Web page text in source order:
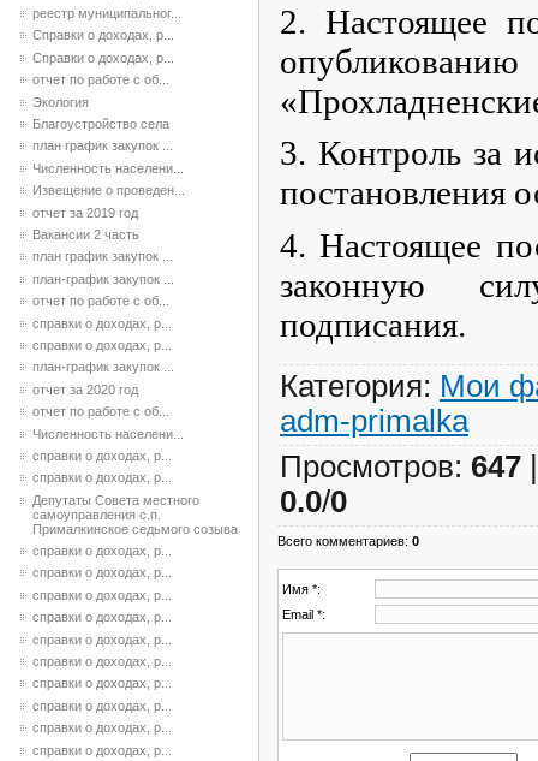
реестр муниципальног...
Справки о доходах, р...
Справки о доходах, р...
отчет по работе с об...
Экология
Благоустройство села
план график закупок ...
Численность населени...
Извещение о проведен...
отчет за 2019 год
Вакансии 2 часть
план график закупок ...
план-график закупок ...
отчет по работе с об...
справки о доходах, р...
справки о доходах, р...
план-график закупок ...
отчет за 2020 год
отчет по работе с об...
Численность населени...
справки о доходах, р...
справки о доходах, р...
Депутаты Совета местного
самоуправления с.п.
Прималкинское седьмого созыва
справки о доходах, р...
справки о доходах, р...
справки о доходах, р...
справки о доходах, р...
справки о доходах, р...
справки о доходах, р...
справки о доходах, р...
справки о доходах, р...
справки о доходах, р...
справки о доходах, р...
2. Настоящее
3. Контроль за
постановления
4. Настоящее
законную
подписания.
Категория: Мои
adm-primalka
Просмотров: 647
0.0/0
Всего комментариев: 0
Имя *:
Email *: